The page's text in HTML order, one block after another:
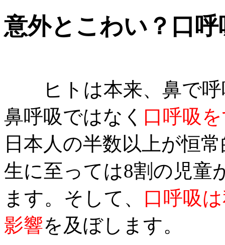
意外とこわい？口呼
ヒトは本来、鼻で呼
鼻呼吸ではなく 口呼吸
日本人の半数以上が恒
生に至っては8割の児童
ます。そして、 口呼吸
影響を及ぼします。